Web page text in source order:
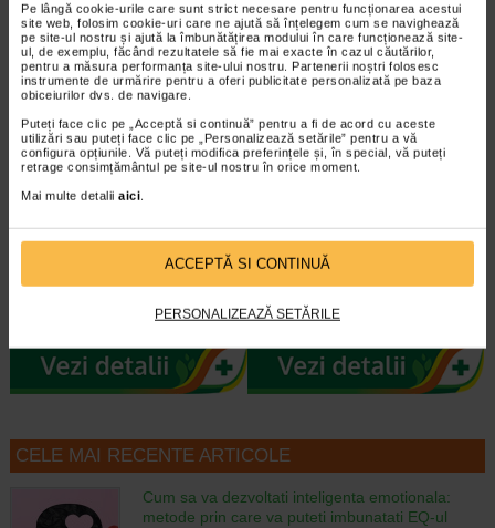
Pe lângă cookie-urile care sunt strict necesare pentru funcționarea acestui
site web, folosim cookie-uri care ne ajută să înțelegem cum se navighează
pe site-ul nostru și ajută la îmbunătățirea modului în care funcționează site-
ul, de exemplu, făcând rezultatele să fie mai exacte în cazul căutărilor,
pentru a măsura performanța site-ului nostru. Partenerii noștri folosesc
instrumente de urmărire pentru a oferi publicitate personalizată pe baza
obiceiurilor dvs. de navigare.
Puteți face clic pe „Acceptă si continuă” pentru a fi de acord cu aceste
utilizări sau puteți face clic pe „Personalizează setările” pentru a vă
configura opțiunile. Vă puteți modifica preferințele și, în special, vă puteți
retrage consimțământul pe site-ul nostru în orice moment.
Mai multe detalii aici
ACCEPTĂ SI CONTINUĂ
PERSONALIZEAZĂ SETĂRILE
-14% Preț întreg: 136,60 Lei
Preț redus: 117.09 Lei
dus X 400 ml
Avène XeraCalm A.D este un ulei
pielea uscata a sugarilor, copiilor…
-20% Preț întreg: 143.30 Lei
Preț redus: 114.64 Lei
Bioderma
Bioderma Atoderm Ulei de dus,
datorita ingredientelor active, ofera
pielii hidratare, protectie si…
CELE MAI RECENTE ARTICOLE
Cum sa va dezvoltati inteligenta emotionala:
metode prin care va puteti imbunatati EQ-ul